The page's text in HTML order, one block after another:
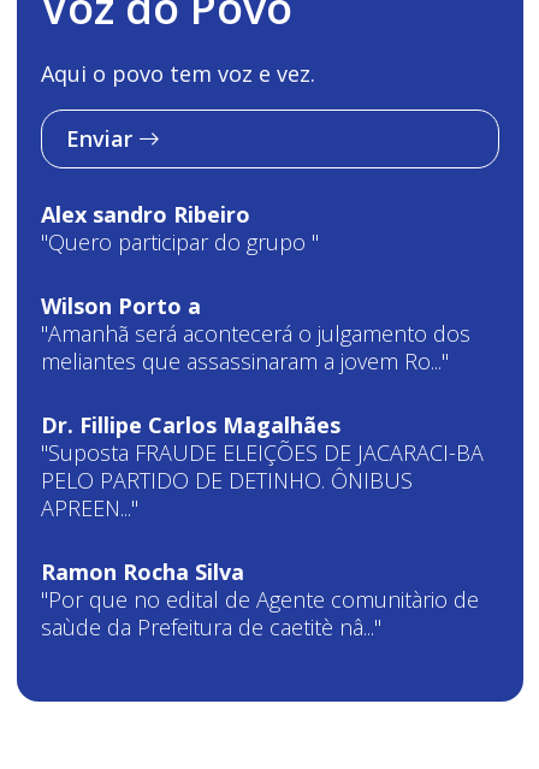
Aqui o povo tem voz e vez.
Enviar
Alex sandro Ribeiro
"Quero participar do grupo "
Wilson Porto a
"Amanhã será acontecerá o julgamento dos
meliantes que assassinaram a jovem Ro..."
Dr. Fillipe Carlos Magalhães
"Suposta FRAUDE ELEIÇÕES DE JACARACI-BA
PELO PARTIDO DE DETINHO. ÔNIBUS
APREEN..."
Ramon Rocha Silva
"Por que no edital de Agente comunitàrio de
saùde da Prefeitura de caetitè nâ..."